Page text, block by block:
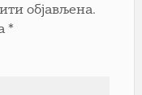
објављена.
*